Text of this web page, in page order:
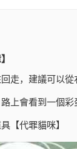
走，建議可以從
上會看到一個彩
【代罪貓咪】